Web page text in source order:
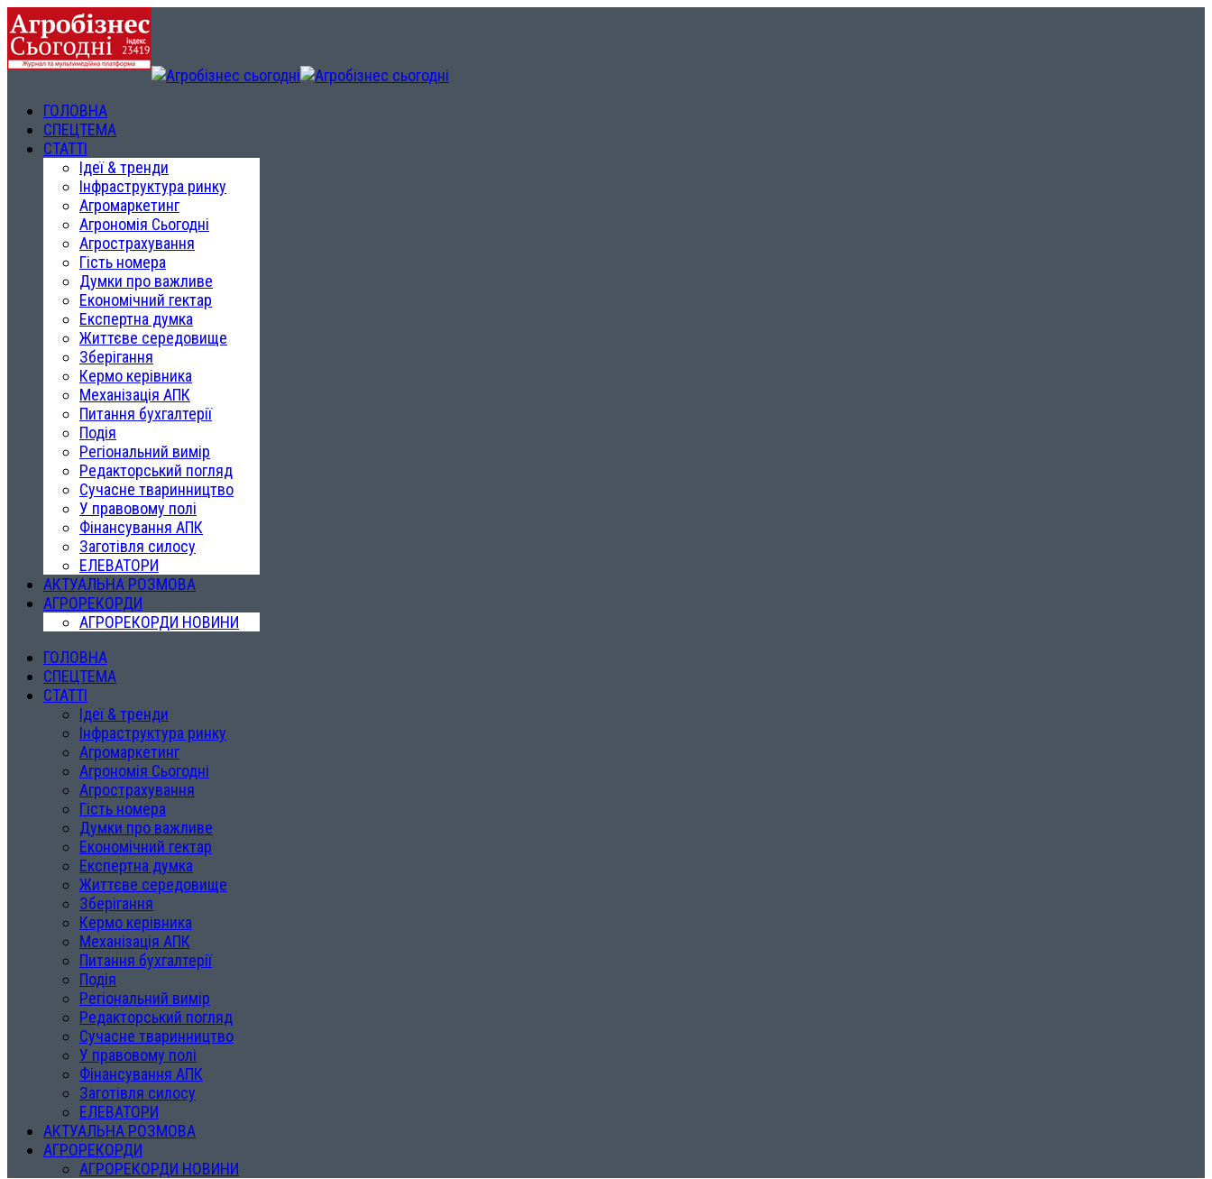
ГОЛОВНА
СПЕЦТЕМА
СТАТТІ
Ідеї & тренди
Інфраструктура ринку
Агромаркетинг
Агрономія Сьогодні
Агрострахування
Гість номера
Думки про важливе
Економічний гектар
Експертна думка
Життєве середовище
Зберігання
Кермо керівника
Механізація АПК
Питання бухгалтерії
Подія
Регіональний вимір
Редакторський погляд
Сучасне тваринництво
У правовому полі
Фінансування АПК
Заготівля силосу
ЕЛЕВАТОРИ
АКТУАЛЬНА РОЗМОВА
АГРОРЕКОРДИ
АГРОРЕКОРДИ НОВИНИ
ГОЛОВНА
СПЕЦТЕМА
СТАТТІ
Ідеї & тренди
Інфраструктура ринку
Агромаркетинг
Агрономія Сьогодні
Агрострахування
Гість номера
Думки про важливе
Економічний гектар
Експертна думка
Життєве середовище
Зберігання
Кермо керівника
Механізація АПК
Питання бухгалтерії
Подія
Регіональний вимір
Редакторський погляд
Сучасне тваринництво
У правовому полі
Фінансування АПК
Заготівля силосу
ЕЛЕВАТОРИ
АКТУАЛЬНА РОЗМОВА
АГРОРЕКОРДИ
АГРОРЕКОРДИ НОВИНИ